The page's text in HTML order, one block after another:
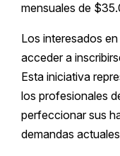
mensuales de
Los interesados
acceder a
Esta iniciativa
los profesionales
perfeccionar sus
demandas